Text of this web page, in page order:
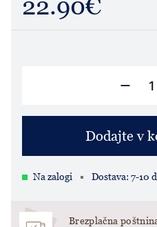
22.90€
Dodajte v
Na zalogi Dostava: 7-10
Brezplačna